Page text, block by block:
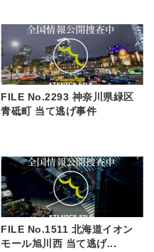
FILE No.2293 神奈川県緑区
青砥町 当て逃げ事件
FILE No.1511 北海道イオン
モール旭川西 当て逃げ...